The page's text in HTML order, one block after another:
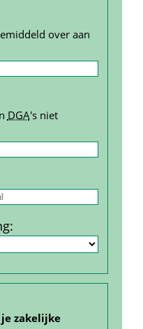
over aan
DGA's niet
:
zakelijke